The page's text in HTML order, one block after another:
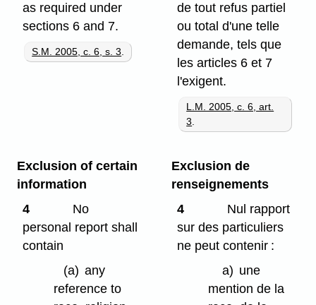
as required under
sections 6 and 7.
S.M. 2005, c. 6, s. 3
de tout refus partiel
ou total d'une telle
demande, tels que
les articles 6 et 7
l'exigent.
L.M. 2005, c. 6, art.
3
Exclusion of certain
information
4
No
personal report shall
contain
(a) any
reference to
Exclusion de
renseignements
4
Nul rapport
sur des particuliers
ne peut contenir :
a) une
mention de la